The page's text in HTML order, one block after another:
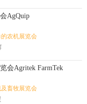
AgQuip
农机展览会
会Agritek FarmTek
畜牧展览会